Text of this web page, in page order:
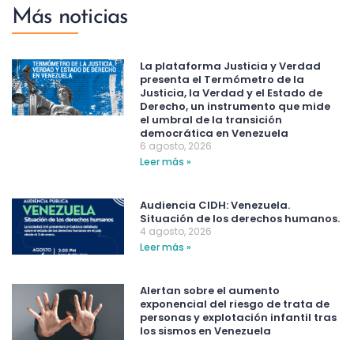
Más noticias
La plataforma Justicia y Verdad
presenta el Termómetro de la
Justicia, la Verdad y el Estado de
Derecho, un instrumento que mide
el umbral de la transición
democrática en Venezuela
6 agosto, 2026
Leer más »
Audiencia CIDH: Venezuela.
Situación de los derechos humanos.
4 agosto, 2026
Leer más »
Alertan sobre el aumento
exponencial del riesgo de trata de
personas y explotación infantil tras
los sismos en Venezuela